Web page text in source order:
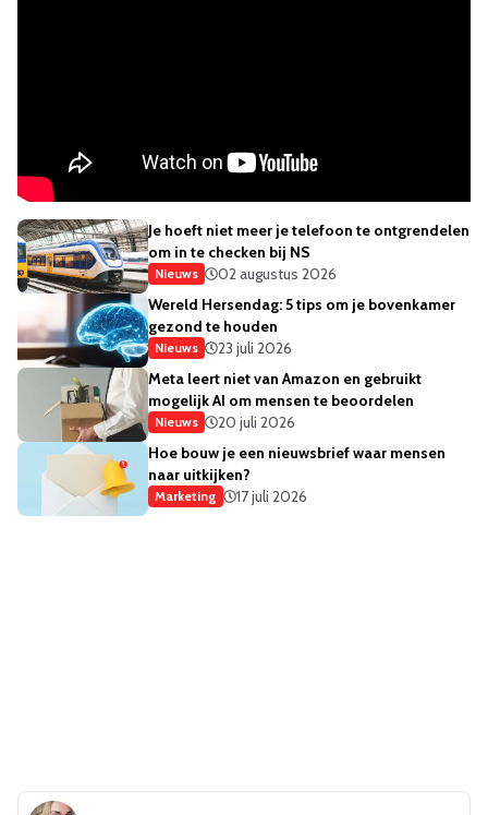
Je hoeft niet meer je telefoon te ontgrendelen
om in te checken bij NS
Nieuws
02 augustus 2026
Wereld Hersendag: 5 tips om je bovenkamer
gezond te houden
Nieuws
23 juli 2026
Meta leert niet van Amazon en gebruikt
mogelijk AI om mensen te beoordelen
Nieuws
20 juli 2026
Hoe bouw je een nieuwsbrief waar mensen
naar uitkijken?
Marketing 17 juli 2026